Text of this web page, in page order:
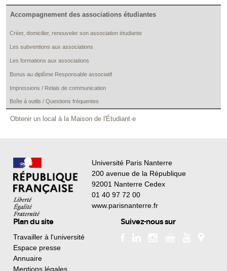
Accompagnement des associations étudiantes
Créer, domicilier, renouveler son association étudiante
Les subventions aux associations
Les formations aux associations
Bonus au diplôme Responsable associatif
Impressions / Relais de communication
Boîte à outils / Questions fréquentes
Obtenir un local à la Maison de l'Étudiant·e
Université Paris Nanterre
200 avenue de la République
92001 Nanterre Cedex
01 40 97 72 00
www.parisnanterre.fr
Plan du site
Travailler à l'université
Espace presse
Annuaire
Mentions légales
Suivez-nous sur